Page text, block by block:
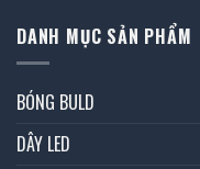
DANH MỤC SẢN PHẨM
BÓNG BULD
DÂY LED